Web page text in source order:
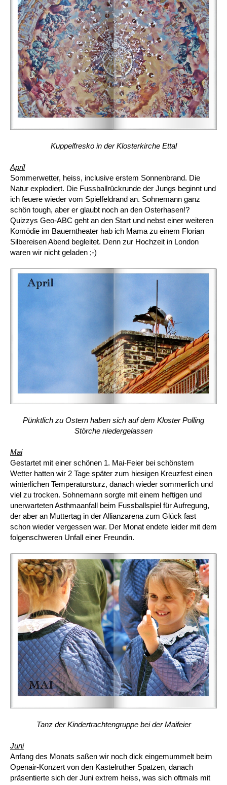
Kuppelfresko in der Klosterkirche Ettal
April
Sommerwetter, heiss, inclusive erstem Sonnenbrand. Die
Natur explodiert. Die Fussballrückrunde der Jungs beginnt und
ich feuere wieder vom Spielfeldrand an. Sohnemann ganz
schön tough, aber er glaubt noch an den Osterhasen!?
Quizzys Geo-ABC geht an den Start und nebst einer weiteren
Komödie im Bauerntheater hab ich Mama zu einem Florian
Silbereisen Abend begleitet. Denn zur Hochzeit in London
waren wir nicht geladen ;-)
Pünktlich zu Ostern haben sich auf dem Kloster Polling
Störche niedergelassen
Mai
Gestartet mit einer schönen 1. Mai-Feier bei schönstem
Wetter hatten wir 2 Tage später zum hiesigen Kreuzfest einen
winterlichen Temperatursturz, danach wieder sommerlich und
viel zu trocken. Sohnemann sorgte mit einem heftigen und
unerwarteten Asthmaanfall beim Fussballspiel für Aufregung,
der aber an Muttertag in der Allianzarena zum Glück fast
schon wieder vergessen war. Der Monat endete leider mit dem
folgenschweren Unfall einer Freundin.
Tanz der Kindertrachtengruppe bei der Maifeier
Juni
Anfang des Monats saßen wir noch dick eingemummelt beim
Openair-Konzert von den Kastelruther Spatzen, danach
präsentierte sich der Juni extrem heiss, was sich oftmals mit